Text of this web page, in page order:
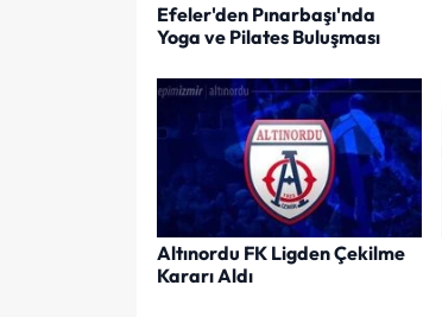
Efeler'den Pınarbaşı'nda
Yoga ve Pilates Buluşması
Altınordu FK Ligden Çekilme
Kararı Aldı